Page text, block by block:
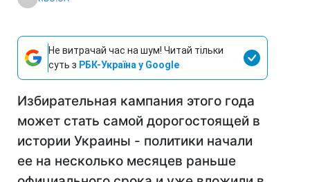
Не витрачай час на шум! Читай тільки
суть з РБК-Україна у Google
Избирательная кампания этого года
может стать самой дорогостоящей в
истории Украины - политики начали
ее на несколько месяцев раньше